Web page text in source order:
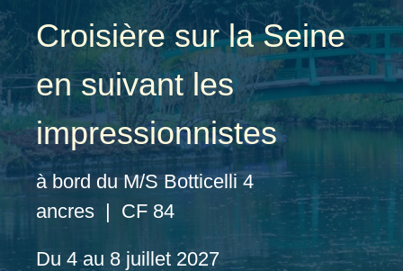
Croisière sur la Seine
en suivant les
impressionnistes
à bord du M/S Botticelli 4
ancres | CF 84
Du 4 au 8 juillet 2027